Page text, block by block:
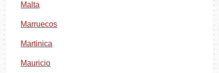
Malta
Marruecos
Martinica
Mauricio